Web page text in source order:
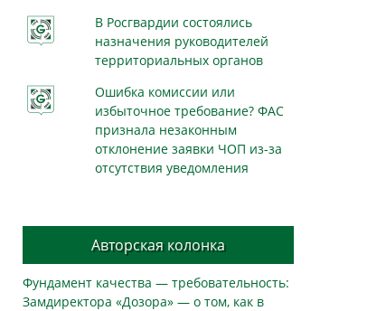
В Росгвардии состоялись
назначения руководителей
территориальных органов
Ошибка комиссии или
избыточное требование? ФАС
признала незаконным
отклонение заявки ЧОП из-за
отсутствия уведомления
Авторская колонка
Фундамент качества — требовательность:
Замдиректора «Дозора» — о том, как в